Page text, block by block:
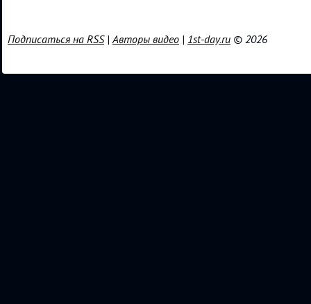
Подписаться на RSS|Авторы видео | 1st-day.ru © 2026